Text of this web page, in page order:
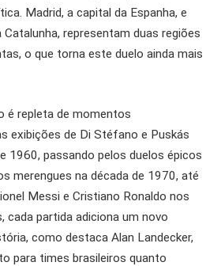
Madrid, a capital da Espanha, e
Catalunha, representam duas regiões
o que torna este duelo ainda mais
é repleta de momentos
exibições de Di Stéfano e Puskás
1960, passando pelos duelos épicos
merengues na década de 1970, até
Messi e Cristiano Ronaldo nos
cada partida adiciona um novo
como destaca Alan Landecker,
para times brasileiros quanto